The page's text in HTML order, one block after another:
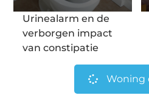
Urinealarm en de
verborgen impact
van constipatie
Woning